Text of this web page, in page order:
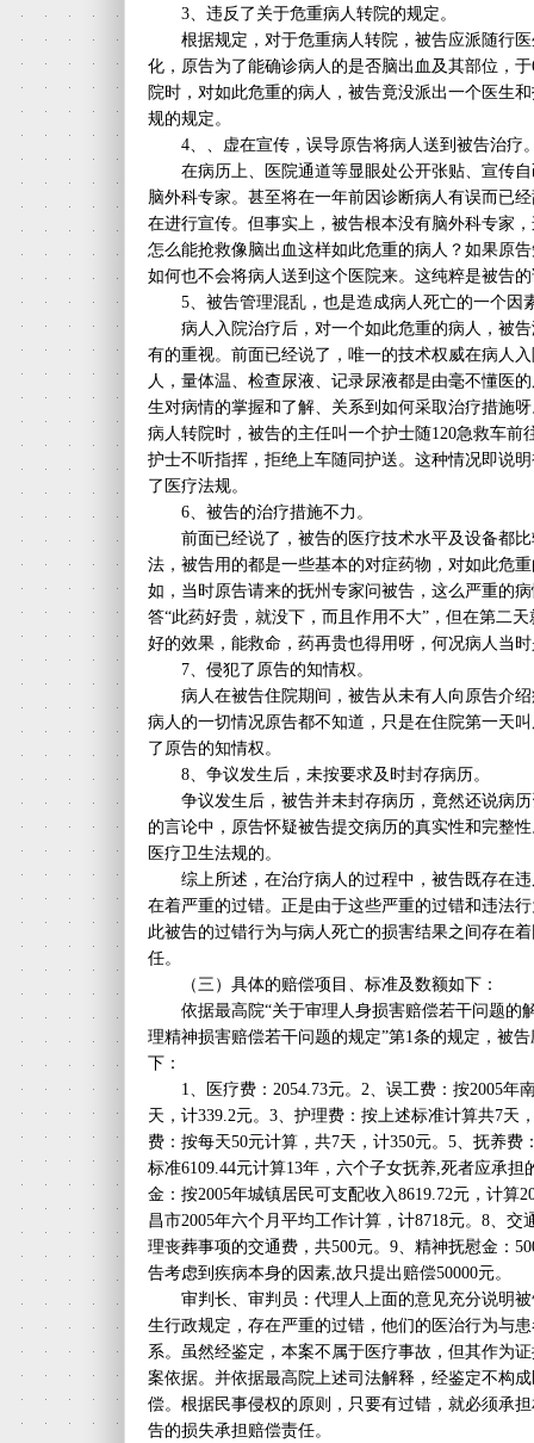
3、违反了关于危重病人转院的规定。
根据规定，对于危重病人转院，被告应派随行医
化，原告为了能确诊病人的是否脑出血及其部位，
院时，对如此危重的病人，被告竟没派出一个医生
规的规定。
4、、虚在宣传，误导原告将病人送到被告治疗
在病历上、医院通道等显眼处公开张贴、宣传自
脑外科专家。甚至将在一年前因诊断病人有误而已
在进行宣传。但事实上，被告根本没有脑外科专家
怎么能抢救像脑出血这样如此危重的病人？如果原
如何也不会将病人送到这个医院来。这纯粹是被告
5、被告管理混乱，也是造成病人死亡的一个因
病人入院治疗后，对一个如此危重的病人，被告
有的重视。前面已经说了，唯一的技术权威在病人
人，量体温、检查尿液、记录尿液都是由毫不懂医
生对病情的掌握和了解、关系到如何采取治疗措施
病人转院时，被告的主任叫一个护士随120急救车前
护士不听指挥，拒绝上车随同护送。这种情况即说
了医疗法规。
6、被告的治疗措施不力。
前面已经说了，被告的医疗技术水平及设备都比
法，被告用的都是一些基本的对症药物，对如此危
如，当时原告请来的抚州专家问被告，这么严重的
答“此药好贵，就没下，而且作用不大”，但在第二
好的效果，能救命，药再贵也得用呀，何况病人当
7、侵犯了原告的知情权。
病人在被告住院期间，被告从未有人向原告介绍
病人的一切情况原告都不知道，只是在住院第一天
了原告的知情权。
8、争议发生后，未按要求及时封存病历。
争议发生后，被告并未封存病历，竟然还说病历
的言论中，原告怀疑被告提交病历的真实性和完整
医疗卫生法规的。
综上所述，在治疗病人的过程中，被告既存在违
在着严重的过错。正是由于这些严重的过错和违法
此被告的过错行为与病人死亡的损害结果之间存在
任。
（三）具体的赔偿项目、标准及数额如下：
依据最高院“关于审理人身损害赔偿若干问题的解
理精神损害赔偿若干问题的规定”第1条的规定，被
下：
1、医疗费：2054.73元。2、误工费：按2005年
天，计339.2元。3、护理费：按上述标准计算共7天
费：按每天50元计算，共7天，计350元。5、抚养费
标准6109.44元计算13年，六个子女抚养,死者应承担
金：按2005年城镇居民可支配收入8619.72元，计算
昌市2005年六个月平均工作计算，计8718元。8、
理丧葬事项的交通费，共500元。9、精神抚慰金：
告考虑到疾病本身的因素,故只提出赔偿50000元。
审判长、审判员：代理人上面的意见充分说明被
生行政规定，存在严重的过错，他们的医治行为与
系。虽然经鉴定，本案不属于医疗事故，但其作为
案依据。并依据最高院上述司法解释，经鉴定不构
偿。根据民事侵权的原则，只要有过错，就必须承
告的损失承担赔偿责任。